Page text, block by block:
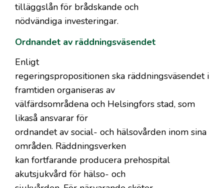
tilläggslån för brådskande och
nödvändiga investeringar.
Ordnandet av räddningsväsendet
Enligt
regeringspropositionen ska räddningsväsendet i
framtiden organiseras av
välfärdsområdena och Helsingfors stad, som
likaså ansvarar för
ordnandet av social- och hälsovården inom sina
områden. Räddningsverken
kan fortfarande producera prehospital
akutsjukvård för hälso- och